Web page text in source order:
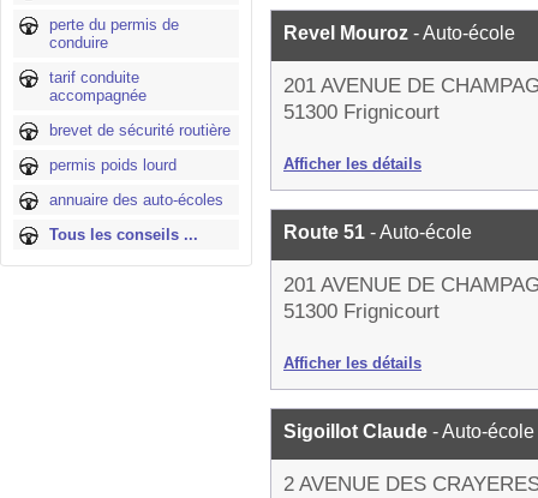
perte du permis de
conduire
tarif conduite
accompagnée
brevet de sécurité routière
permis poids lourd
annuaire des auto-écoles
Tous les conseils ...
Revel Mouroz - Auto-école
201 AVENUE DE
51300 Frignicourt
Afficher les détails
Route 51 - Auto-école
201 AVENUE DE
51300 Frignicourt
Afficher les détails
Sigoillot Claude - Auto-école
2 AVENUE DES